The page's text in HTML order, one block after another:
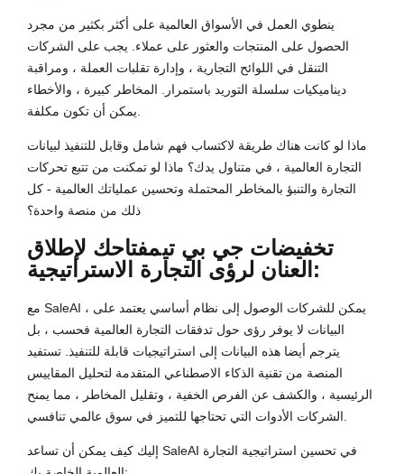
ينطوي العمل في الأسواق العالمية على أكثر بكثير من مجرد
الحصول على المنتجات والعثور على عملاء. يجب على الشركات
التنقل في اللوائح التجارية ، وإدارة تقلبات العملة ، ومراقبة
ديناميكيات سلسلة التوريد باستمرار. المخاطر كبيرة ، والأخطاء
يمكن أن تكون مكلفة.
ماذا لو كانت هناك طريقة لاكتساب فهم شامل وقابل للتنفيذ لبيانات
التجارة العالمية ، في متناول يدك؟ ماذا لو تمكنت من تتبع تحركات
التجارة والتنبؤ بالمخاطر المحتملة وتحسين عملياتك العالمية - كل
ذلك من منصة واحدة؟
تخفيضات جي بي تيمفتاحك لإطلاق
العنان لرؤى التجارة الاستراتيجية:
مع SaleAI ، يمكن للشركات الوصول إلى نظام أساسي يعتمد على
البيانات لا يوفر رؤى حول تدفقات التجارة العالمية فحسب ، بل
يترجم أيضا هذه البيانات إلى استراتيجيات قابلة للتنفيذ. تستفيد
المنصة من تقنية الذكاء الاصطناعي المتقدمة لتحليل المقاييس
الرئيسية ، والكشف عن الفرص الخفية ، وتقليل المخاطر ، مما يمنح
الشركات الأدوات التي تحتاجها للتميز في سوق عالمي تنافسي.
إليك كيف يمكن أن تساعد SaleAI في تحسين استراتيجية التجارة